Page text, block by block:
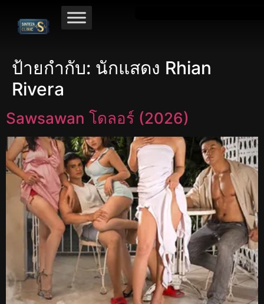
ป้ายกำกับ: นักแสดง Rhian
Rivera
Sawsawan โดลอร์ (2026)